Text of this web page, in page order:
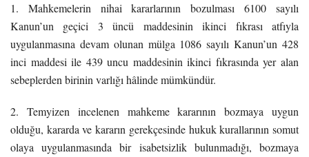
1. Mahkemelerin nihai kararlarının bozulması 6100 sayılı
Kanun’un geçici 3 üncü maddesinin ikinci fıkrası atfıyla
uygulanmasına devam olunan mülga 1086 sayılı Kanun’un 428
inci maddesi ile 439 uncu maddesinin ikinci fıkrasında yer alan
sebeplerden birinin varlığı hâlinde mümkündür.
2. Temyizen incelenen mahkeme kararının bozmaya uygun
olduğu, kararda ve kararın gerekçesinde hukuk kurallarının somut
olaya uygulanmasında bir isabetsizlik bulunmadığı, bozmaya